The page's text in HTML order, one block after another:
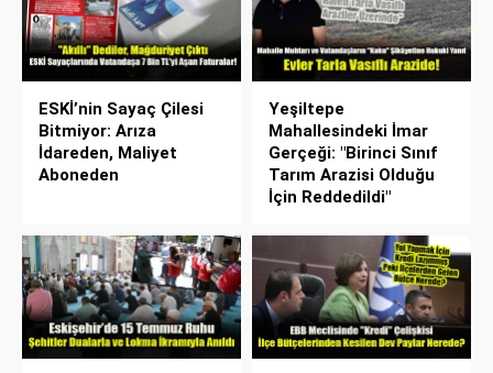
ESKİ’nin Sayaç Çilesi
Bitmiyor: Arıza
İdareden, Maliyet
Aboneden
Yeşiltepe
Mahallesindeki İmar
Gerçeği: "Birinci Sınıf
Tarım Arazisi Olduğu
İçin Reddedildi"